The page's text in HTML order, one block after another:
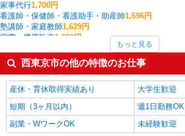
家事代行1,700円
看護師・保健師・看護助手・助産師1,696円
塾講師・家庭教師1,629円
家電・携帯販売1,620円
イベント・キャンペーン1,600円
介護職・ヘルパー 1,575円
一般・営業事務1,567円
西東京市の他の職種の平均時給を見る
もっと見る
西東京市の他の特徴のお仕事
産休・育休取得実績あり
大学生歓迎
短期（3ヶ月以内）
週1日勤務OK
副業・WワークOK
未経験歓迎